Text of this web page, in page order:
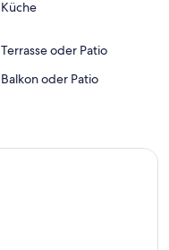
Küche
Terrasse oder Patio
Balkon oder Patio